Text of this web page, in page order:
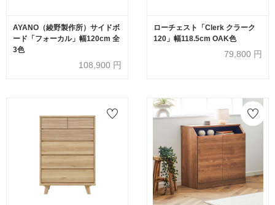
AYANO（綾野製作所）サイドボ
ード「フォーカル」幅120cm 全
3色
108,900 円
ローチェスト「Clerk クラーク
120」幅118.5cm OAK色
79,800 円